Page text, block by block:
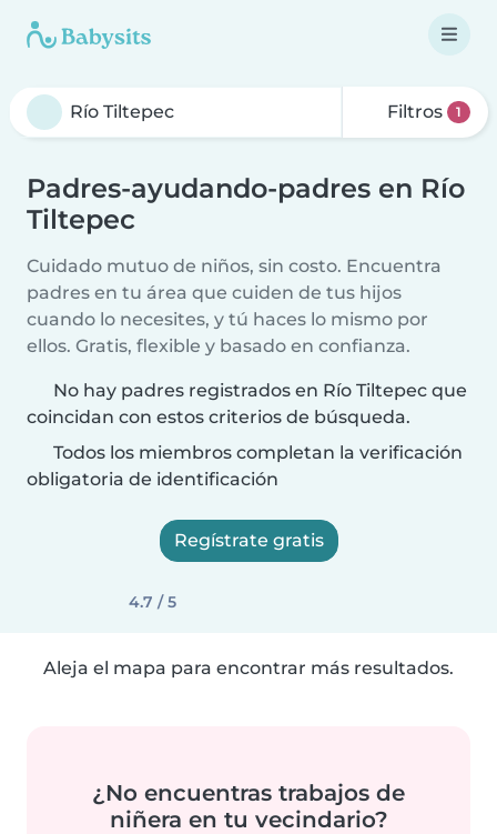
Filtros 1
Padres-ayudando-padres en Río
Tiltepec
Cuidado mutuo de niños, sin costo. Encuentra
padres en tu área que cuiden de tus hijos
cuando lo necesites, y tú haces lo mismo por
ellos. Gratis, flexible y basado en confianza.
No hay padres registrados en Río Tiltepec que
coincidan con estos criterios de búsqueda.
Todos los miembros completan la verificación
obligatoria de identificación
Regístrate gratis
4.7 / 5
Aleja el mapa para encontrar más resultados.
¿No encuentras trabajos de
niñera en tu vecindario?